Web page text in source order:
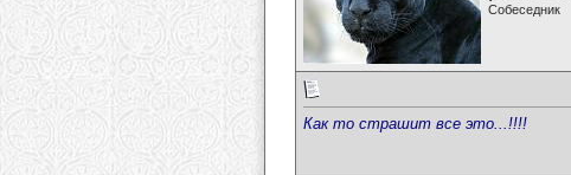
Собеседник
Как то страшит все это...!!!!